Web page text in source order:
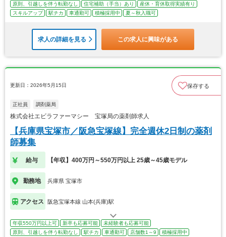
原則、引越しを伴う転勤なし
住宅補助（手当）あり
産休・育休取得実績有り
スキルアップ
駅チカ 車通勤可 積極採用中 夏～秋入職可
求人の詳細を見る この求人に興味がある
更新日：2026年5月15日 保存する
正社員 調剤薬局
株式会社エビラファーマシー 宝塚局の薬剤師求人
【兵庫県宝塚市／阪急宝塚線】完全週休2日制の薬剤
師募集
給与 【年収】400万円～550万円以上 25歳～45歳モデル
勤務地 兵庫県 宝塚市
アクセス 阪急宝塚本線 山本(兵庫)駅
年収550万円以上可 新卒も応募可能
未経験者も応募可能
原則、引越しを伴う転勤なし
駅チカ 車通勤可 店舗数1～9
積極採用中